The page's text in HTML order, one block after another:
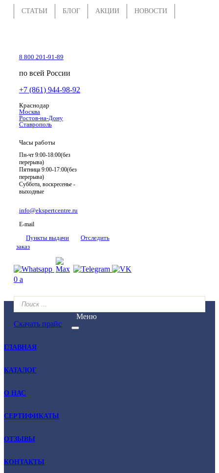
СТАТЬИ БЛОГ АКЦИИ НОВОСТИ
8 800 201-91-89
по всей России
+7 (861) 944-98-92
Краснодар
Москва
Ростов-на-Дону
Ставрополь
Часы работы
Пн-чт 9:00-18:00(без
перерыва)
Пятница 9:00-17:00(без
перерыва)
Суббота, воскресенье -
выходные
info@ekspertcentre.ru
E-mail
Пункты выдачи
Отследить
заказ
0 a
Скачать прайс
Меню
ГЛАВНАЯ
КАТАЛОГ
О НАС
СЕРТИФИКАТЫ
ОТЗЫВЫ
КОНТАКТЫ